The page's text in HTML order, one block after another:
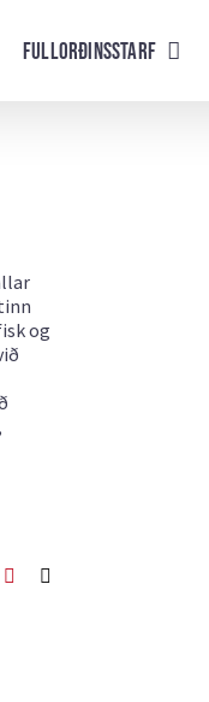
Fullorðinsstarf
og
Pinterest